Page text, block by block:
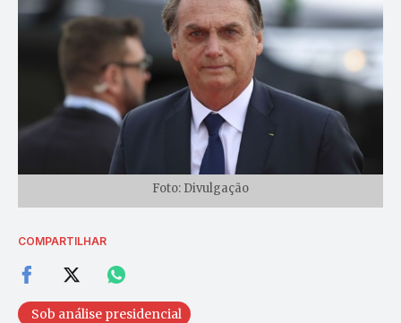
Foto: Divulgação
COMPARTILHAR
Sob análise presidencial